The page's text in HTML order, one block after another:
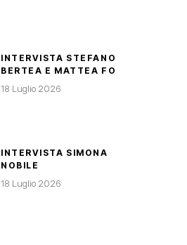
INTERVISTA STEFANO
BERTEA E MATTEA FO
18 Luglio 2026
INTERVISTA SIMONA
NOBILE
18 Luglio 2026